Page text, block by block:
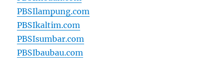
PBSIlampung.com
PBSIkaltim.com
PBSIsumbar.com
PBSIbaubau.com